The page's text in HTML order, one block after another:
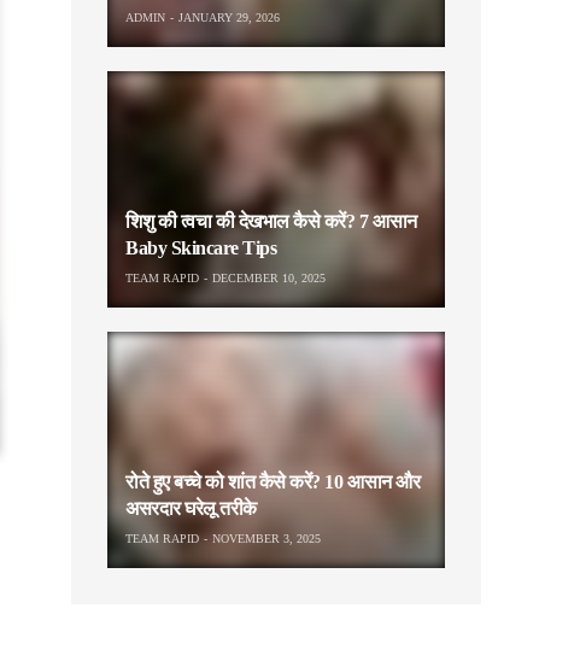
ADMIN JANUARY 29, 2026
शिशु की त्वचा की देखभाल कैसे करें? 7 आसान
Baby Skincare Tips
TEAM RAPID DECEMBER 10, 2025
रोते हुए बच्चे को शांत कैसे करें? 10 आसान और
असरदार घरेलू तरीके
TEAM RAPID NOVEMBER 3, 2025